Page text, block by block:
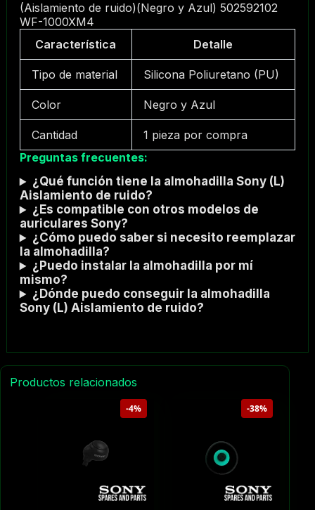
(Aislamiento de ruido)(Negro y Azul) 502592102
WF-1000XM4
Característica
Detalle
Tipo de material Silicona Poliuretano (PU)
Color Negro y Azul
Cantidad
1 pieza por compra
Preguntas frecuentes:
¿Qué función tiene la almohadilla Sony (L)
Aislamiento de ruido?
¿Es compatible con otros modelos de
auriculares Sony?
¿Cómo puedo saber si necesito reemplazar
la almohadilla?
¿Puedo instalar la almohadilla por mí
mismo?
¿Dónde puedo conseguir la almohadilla
Sony (L) Aislamiento de ruido?
Productos relacionados
-4% -38%